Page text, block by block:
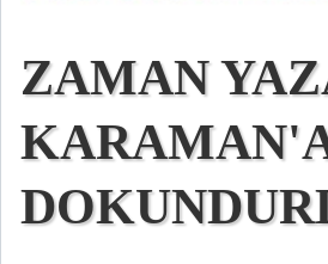
ZAMAN